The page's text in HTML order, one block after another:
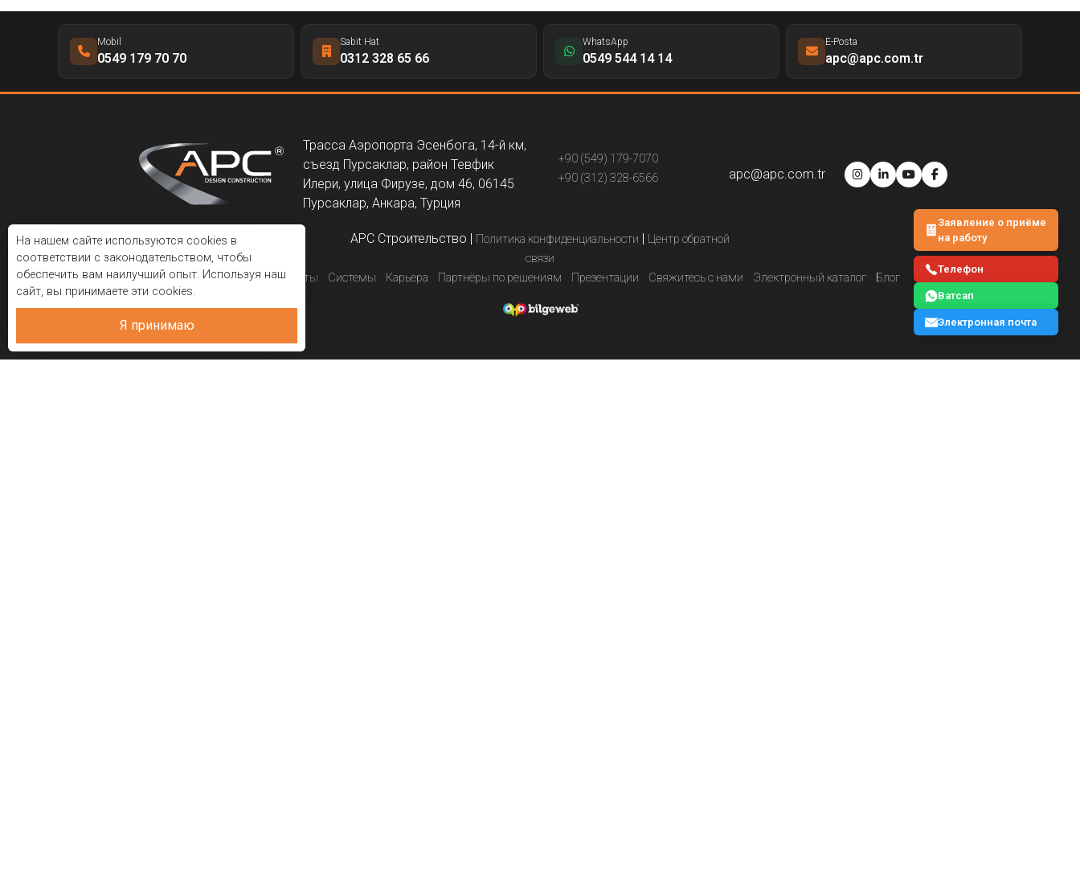
На нашем сайте используются cookies в
соответствии с законодательством, чтобы
обеспечить вам наилучший опыт. Используя наш
сайт, вы принимаете эти cookies.
Я принимаю
Mobil
0549 179 70 70
Sabit Hat
0312 328 65 66
WhatsApp
0549 544 14 14
E-Posta
apc@apc.com.tr
Трасса Аэропорта Эсенбога, 14-й км,
съезд Пурсаклар, район Тевфик
Илери, улица Фирузе, дом 46, 06145
Пурсаклар, Анкара, Турция
+90 (549) 179-7070
+90 (312) 328-6566
apc@apc.com.tr
APC Строительство | Политика конфиденциальности | Центр обратной
связи
Корпоративный
Проекты Системы Карьера Партнёры по решениям Презентации Свяжитесь с нами Электронный каталог Блог
Заявление о приёме
на работу
Телефон
Ватсап
Электронная почта